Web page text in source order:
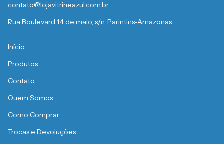
contato@lojavitrineazul.com.br
Rua Boulevard 14 de maio, s/n, Parintins-Amazonas
Início
Produtos
Contato
Quem Somos
Como Comprar
Trocas e Devoluções